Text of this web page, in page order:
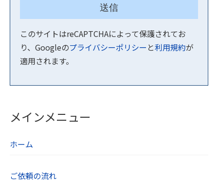
このサイトはreCAPTCHAによって保護されてお
り、Googleのプライバシーポリシー と利用規約が
適用されます。
メインメニュー
ホーム
ご依頼の流れ